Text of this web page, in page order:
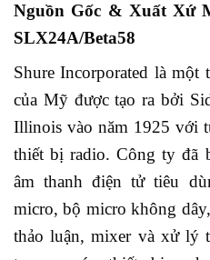
Nguồn Gốc & Xuất Xứ
SLX24A/Beta58
Shure Incorporated là một
của Mỹ được tạo ra bởi
Illinois vào năm 1925 với
thiết bị radio. Công ty đã
âm thanh điện tử tiêu
micro, bộ micro không
thảo luận, mixer và xử lý